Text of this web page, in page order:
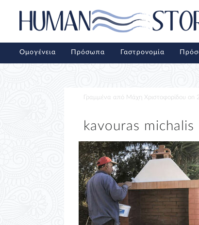
Ομογένεια Πρόσωπα Γαστρονομία
Γραμμένα από Μάχη Χριστοφορίδου on
kavouras michalis